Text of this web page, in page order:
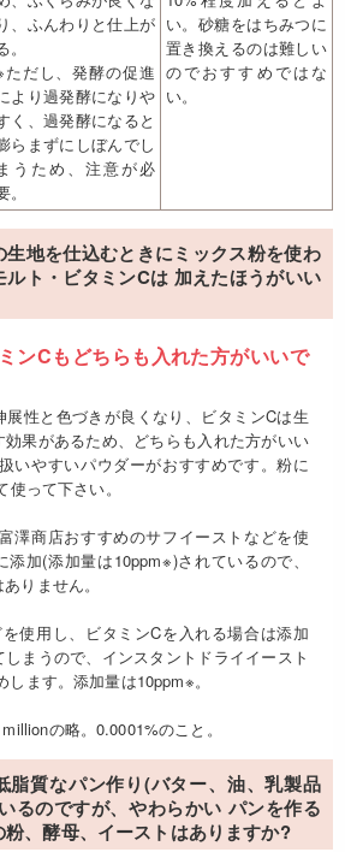
、ふんわりと仕上が
。
ただし、発酵の促進
より過発酵になりや
く、過発酵になると
らまずにしぼんでし
うため、注意が必
。
い。砂糖をはちみつに
置き換えるのは難しい
のでおすすめではな
い。
生地を仕込むときにミックス粉を使わ
ルト・ビタミンCは 加えたほうがいい
ンCもどちらも入れた方がいいで
展性と色づきが良くなり、ビタミンCは生
果があるため、どちらも入れた方がいい
いやすいパウダーがおすすめです。粉に
って下さい。
澤商店おすすめのサフイーストなどを使
添加(添加量は10ppm※)されているので、
りません。
使用し、ビタミンCを入れる場合は添加
まうので、インスタントドライイースト
ます。添加量は10ppm※。
の略。0.0001%のこと。
脂質なパン作り(バター、油、乳製品
るのですが、やわらかい パンを作る
、酵母、イーストはありますか?